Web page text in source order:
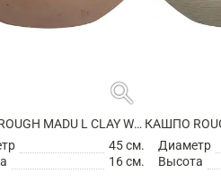
search
КАШПО ROUGH MADU L CLAY WASHED
45 см.
16 см.
Диаметр
Высота